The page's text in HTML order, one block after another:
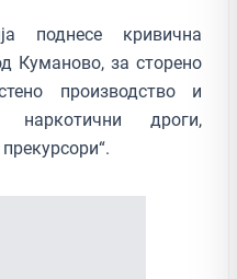
поднесе кривична
Куманово, за сторено
производство и
дроги,